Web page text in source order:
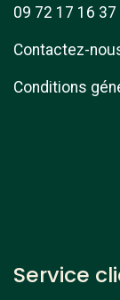
09 72 17 16 37
Contactez-
Conditions
Service